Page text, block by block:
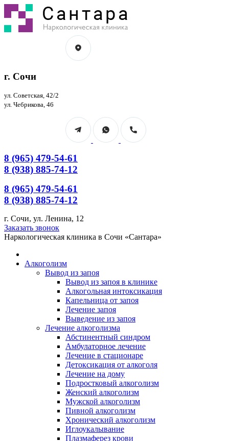
к
содержанию
г. Сочи
ул. Советская, 42/2
ул. Чебрикова, 46
8 (965) 479-54-61
8 (938) 885-74-12
8 (965) 479-54-61
8 (938) 885-74-12
г. Сочи, ул. Ленина, 12
Страница
Telegram
новом
Страница
WhatsApp
новом
Заказать звонок
Наркологическая клиника в Сочи «Сантара»
Алкоголизм
Вывод из запоя
Вывод из запоя в клинике
Алкогольная интоксикация
Капельница от запоя
Лечение запоя
Выведение из запоя
Лечение алкоголизма
Абстинентный синдром
Амбулаторное лечение
Лечение в стационаре
Детоксикация от алкоголя
Лечение на дому
Подростковый алкоголизм
Женский алкоголизм
Мужской алкоголизм
Пивной алкоголизм
Хронический алкоголизм
Иглоукалывание
Плазмаферез крови